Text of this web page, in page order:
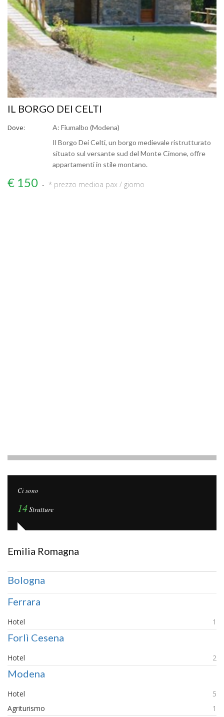
IL BORGO DEI CELTI
Dove:
A: Fiumalbo (Modena)
Il Borgo Dei Celti, un borgo medievale ristrutturato
situato sul versante sud del Monte Cimone, offre
appartamenti in stile montano.
€ 150 * prezzo medioa pax / giorno
Ci sono
14Strutture
Emilia Romagna
Bologna
Ferrara
Hotel 1
Forlì Cesena
Hotel 2
Modena
Hotel
5
Agriturismo
1